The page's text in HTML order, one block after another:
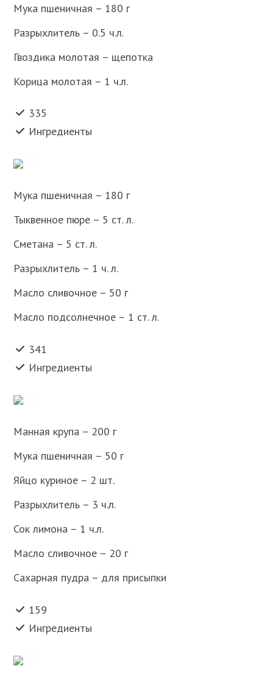
Мука пшеничная – 180 г
Разрыхлитель – 0.5 ч.л.
Гвоздика молотая – щепотка
Корица молотая – 1 ч.л.
335
Ингредиенты
Мука пшеничная – 180 г
Тыквенное пюре – 5 ст. л.
Сметана – 5 ст. л.
Разрыхлитель – 1 ч. л.
Масло сливочное – 50 г
Масло подсолнечное – 1 ст. л.
341
Ингредиенты
Манная крупа – 200 г
Мука пшеничная – 50 г
Яйцо куриное – 2 шт.
Разрыхлитель – 3 ч.л.
Сок лимона – 1 ч.л.
Масло сливочное – 20 г
Сахарная пудра – для присыпки
159
Ингредиенты